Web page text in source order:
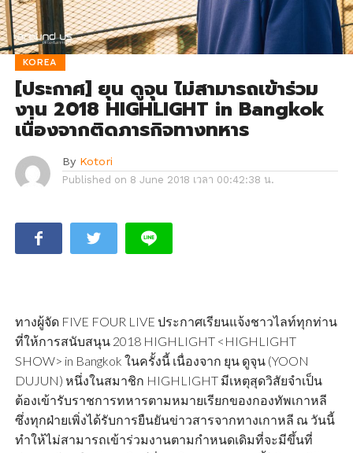
KOREA
[ประกาศ] ยุน ดูจุน ไม่สามารถเข้าร่วม
งาน 2018 HIGHLIGHT in Bangkok
เนื่องจากติดภารกิจทางทหาร
By Kotori
Published on 8 June 2018 เวลา 00:42:38 น.
ทางผู้จัด FIVE FOUR LIVE ประกาศเรียนแจ้งชาวไลท์ทุกท่าน
ที่ให้การสนับสนุน 2018 HIGHLIGHT <HIGHLIGHT
SHOW> in Bangkok ในครั้งนี้ เนื่องจาก ยุน ดูจุน (YOON
DUJUN) หนึ่งในสมาชิก HIGHLIGHT มีเหตุสุดวิสัยจำเป็น
ต้องเข้ารับราชการทหารตามหมายเรียกของกองทัพเกาหลี
ซึ่งทุกฝ่ายเพิ่งได้รับการยืนยันข่าวสารจากทางเกาหลี ณ วันนี้
ทำให้ไม่สามารถเข้าร่วมงานตามกำหนดเดิมที่จะมีขึ้นที่